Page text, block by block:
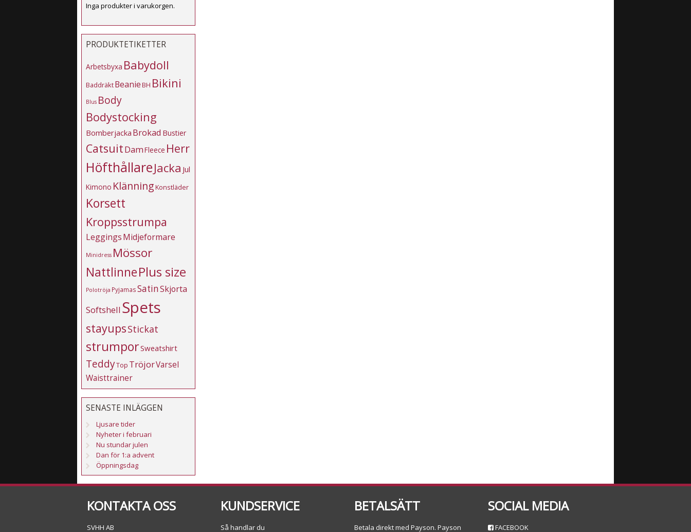
Inga produkter i varukorgen.
PRODUKTETIKETTER
Arbetsbyxa Babydoll
BaddräktBeanieBH Bikini
Blus Body
Bodystocking
Bomberjacka Brokad Bustier
CatsuitDamFleece Herr
HöfthållareJacka Jul
Kimono KlänningKonstläder
Korsett
Kroppsstrumpa
LeggingsMidjeformare
Minidress Mössor
NattlinnePlus size
Polotröja PyjamasSatinSkjorta
Softshell Spets
stayupsStickat
strumporSweatshirt
TeddyTop TröjorVarsel
Waisttrainer
SENASTE INLÄGGEN
Ljusare tider
Nyheter i februari
Nu stundar julen
Dan för 1:a advent
Öppningsdag
KONTAKTA OSS
SVHH AB
KUNDSERVICE
Så handlar du
BETALSÄTT
Betala direkt med Payson. Payson
SOCIAL MEDIA
FACEBOOK